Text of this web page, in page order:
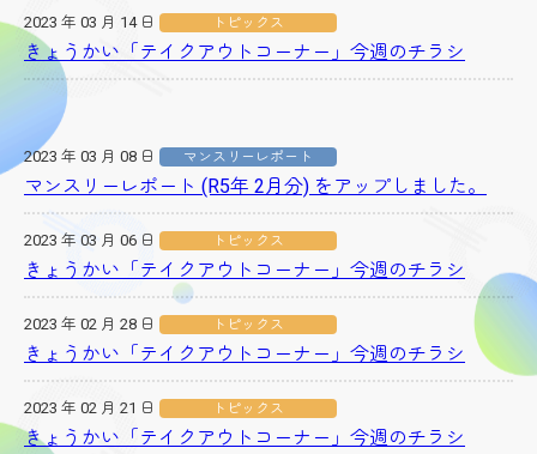
2023 年 03 月 14 日 トピックス
きょうかい「テイクアウトコーナー」今週のチラシ
2023 年 03 月 08 日 マンスリーレポート
マンスリーレポート (R5年 2月分) をアップしました。
2023 年 03 月 06 日 トピックス
きょうかい「テイクアウトコーナー」今週のチラシ
2023 年 02 月 28 日 トピックス
きょうかい「テイクアウトコーナー」今週のチラシ
2023 年 02 月 21 日 トピックス
きょうかい「テイクアウトコーナー」今週のチラシ